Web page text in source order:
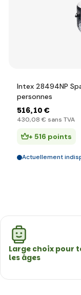
Intex 28494NP
personnes
516,10 €
430,08 € sans TVA
+ 516 points
Actuellement
Large choix pour
les âges